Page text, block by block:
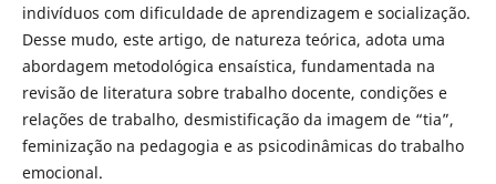
indivíduos com dificuldade de aprendizagem e socialização.
Desse mudo, este artigo, de natureza teórica, adota uma
abordagem metodológica ensaística, fundamentada na
revisão de literatura sobre trabalho docente, condições e
relações de trabalho, desmistificação da imagem de “tia”,
feminização na pedagogia e as psicodinâmicas do trabalho
emocional.